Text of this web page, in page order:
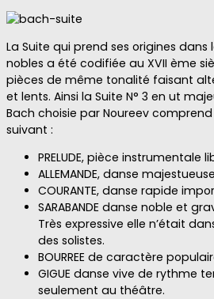
La Suite qui prend ses origines
nobles a été codifiée au XVII ème
pièces de même tonalité faisant
et lents. Ainsi la Suite N° 3 en ut
Bach choisie par Noureev
suivant :
PRELUDE, pièce instrumentale
ALLEMANDE, danse
COURANTE, danse rapide
SARABANDE danse noble et
Très expressive elle n’était
des solistes.
BOURREE de caractère
GIGUE danse vive de rythme
seulement au théâtre.